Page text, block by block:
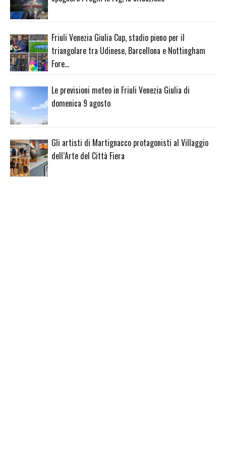
Friuli Venezia Giulia Cup, stadio pieno per il
triangolare tra Udinese, Barcellona e Nottingham
Fore…
Le previsioni meteo in Friuli Venezia Giulia di
domenica 9 agosto
Gli artisti di Martignacco protagonisti al Villaggio
dell’Arte del Città Fiera